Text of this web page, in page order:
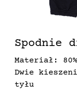
Spodnie
Materiał:
Dwie
tyłu